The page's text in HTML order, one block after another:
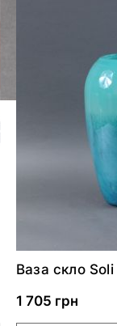
Ваза скло
1 705 грн